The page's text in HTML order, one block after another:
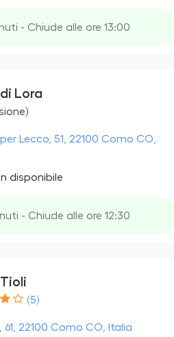
- Chiude alle ore 13:00
Lora
Lecco, 51, 22100 Como CO,
disponibile
- Chiude alle ore 12:30
(5)
61, 22100 Como CO, Italia